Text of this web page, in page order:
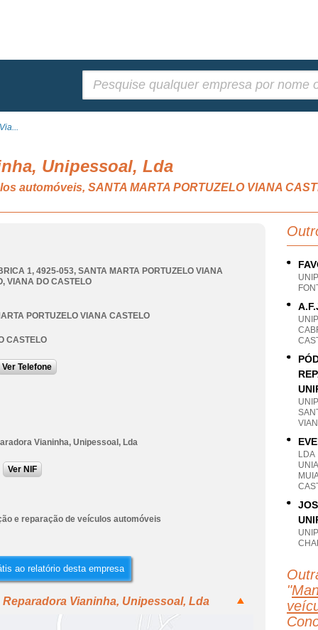
Unipessoal, Lda
automóveis, SANTA MARTA PORTUZELO VIANA
1, 4925-053, SANTA MARTA PORTUZELO VIANA
, VIANA DO CASTELO
PORTUZELO VIANA CASTELO
CASTELO
Ver Telefone
Vianinha, Unipessoal, Lda
Ver NIF
e reparação de veículos automóveis
ao relatório desta empresa
Vianinha, Unipessoal, Lda
UNIP
UNIP
UNIP
LDA
UNIP
"